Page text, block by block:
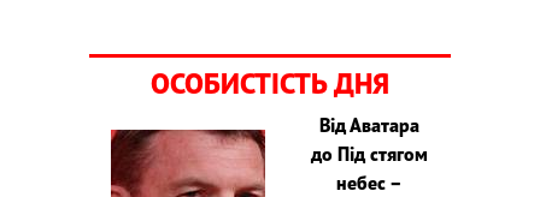
ОСОБИСТІСТЬ ДНЯ
Від Аватара
до Під стягом
небес –